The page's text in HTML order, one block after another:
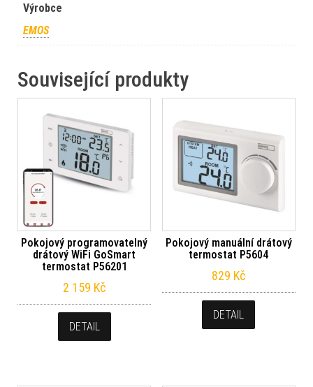
Výrobce
EMOS
Související produkty
Pokojový programovatelný
drátový WiFi GoSmart
termostat P56201
2 159 Kč
DETAIL
Pokojový manuální drátový
termostat P5604
829 Kč
DETAIL